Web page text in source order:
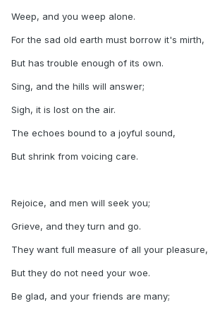
Weep, and you weep alone.
For the sad old earth must borrow it's mirth,
But has trouble enough of its own.
Sing, and the hills will answer;
Sigh, it is lost on the air.
The echoes bound to a joyful sound,
But shrink from voicing care.
Rejoice, and men will seek you;
Grieve, and they turn and go.
They want full measure of all your pleasure,
But they do not need your woe.
Be glad, and your friends are many;